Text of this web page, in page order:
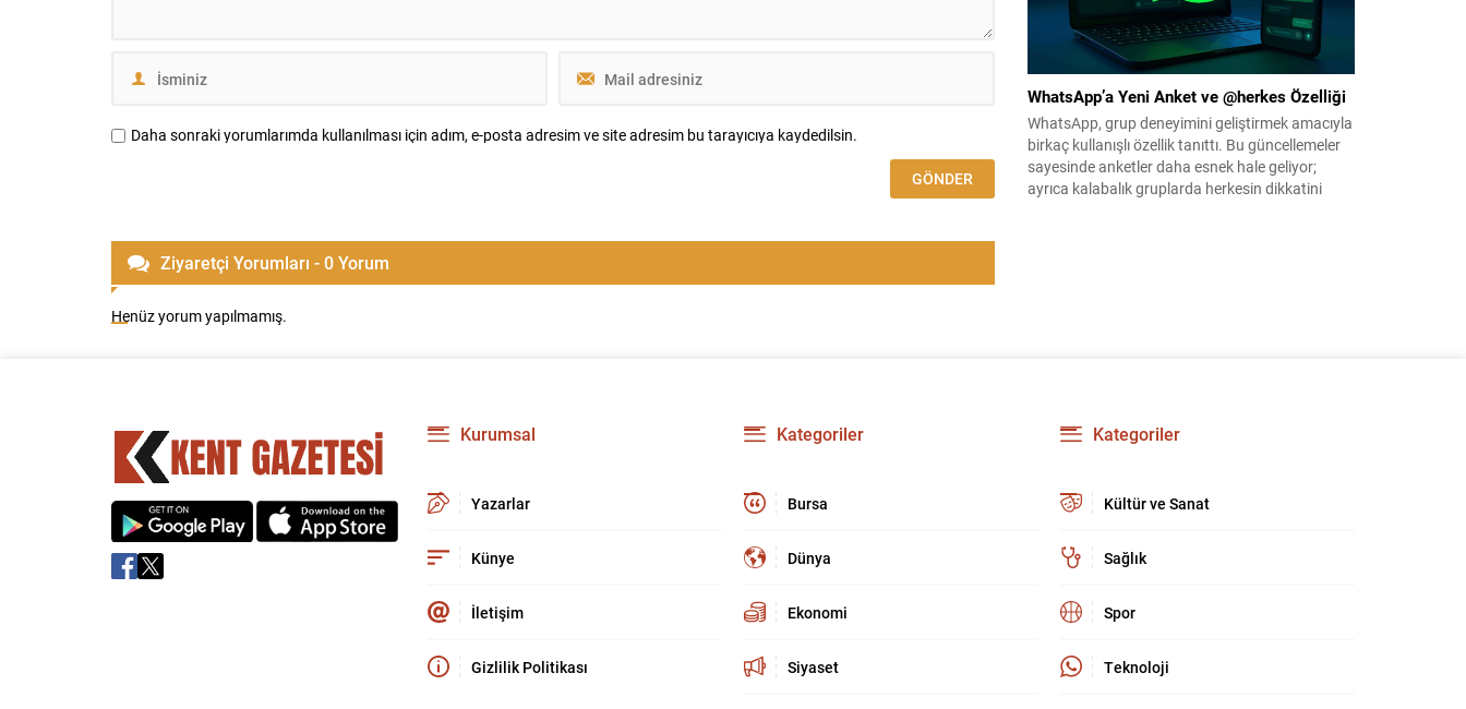
Daha sonraki yorumlarımda kullanılması için adım, e-posta adresim ve site adresim bu tarayıcıya kaydedilsin.
Ziyaretçi Yorumları - 0 Yorum
Henüz yorum yapılmamış.
WhatsApp’a Yeni Anket ve @herkes Özelliği
WhatsApp, grup deneyimini geliştirmek amacıyla
birkaç kullanışlı özellik tanıttı. Bu güncellemeler
sayesinde anketler daha esnek hale geliyor;
ayrıca kalabalık gruplarda herkesin dikkatini
Kurumsal
Yazarlar
Künye
İletişim
Gizlilik Politikası
Kategoriler
Bursa
Dünya
Ekonomi
Siyaset
Kategoriler
Kültür ve Sanat
Sağlık
Spor
Teknoloji